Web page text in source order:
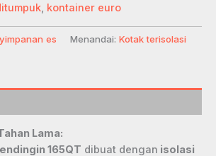
, kontainer euro
es Menandai: Kotak terisolasi
Lama:
165QT dibuat dengan isolasi